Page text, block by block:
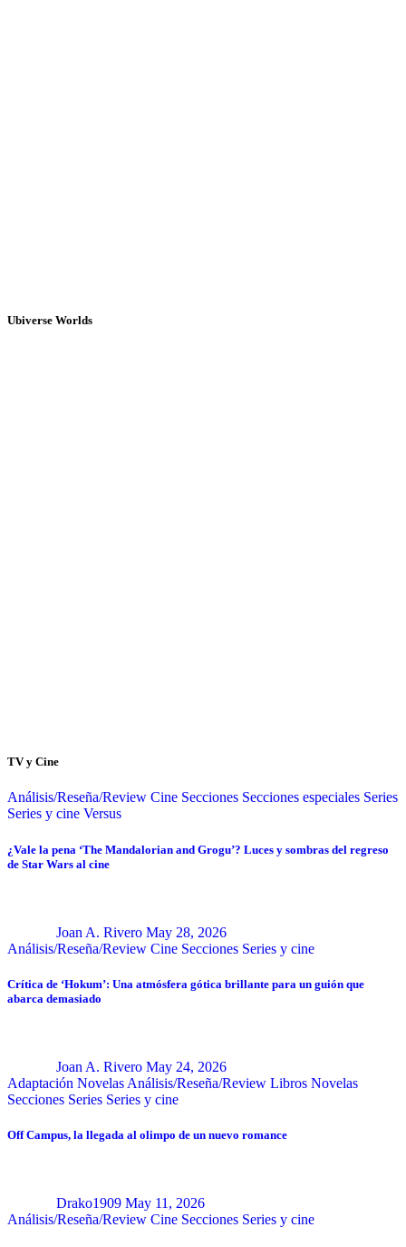
Ubiverse Worlds
TV y Cine
Análisis/Reseña/Review Cine Secciones Secciones especiales Series
Series y cine Versus
¿Vale la pena ‘The Mandalorian and Grogu’? Luces y sombras del regreso
de Star Wars al cine
Joan A. Rivero May 28, 2026
Análisis/Reseña/Review Cine Secciones Series y cine
Crítica de ‘Hokum’: Una atmósfera gótica brillante para un guión que
abarca demasiado
Joan A. Rivero May 24, 2026
Adaptación Novelas Análisis/Reseña/Review Libros Novelas
Secciones Series Series y cine
Off Campus, la llegada al olimpo de un nuevo romance
Drako1909 May 11, 2026
Análisis/Reseña/Review Cine Secciones Series y cine